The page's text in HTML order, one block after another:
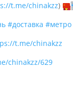
t.me/chinakzz)
#доставка #метро
t.me/chinakzz
chinakzz/629